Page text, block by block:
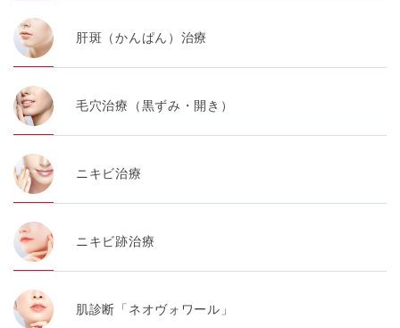
肝斑（かんぱん）治療
毛穴治療（黒ずみ・開き）
ニキビ治療
ニキビ跡治療
肌診断「ネオヴォワール」